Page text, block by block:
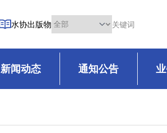
水协出版物
新闻动态 通知公告